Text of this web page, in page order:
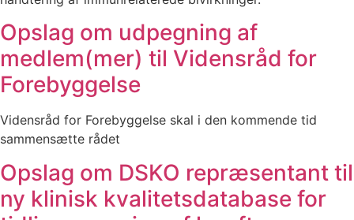
Opslag om udpegning af
medlem(mer) til Vidensråd for
Forebyggelse
Vidensråd for Forebyggelse skal i den kommende tid
sammensætte rådet
Opslag om DSKO repræsentant til
ny klinisk kvalitetsdatabase for